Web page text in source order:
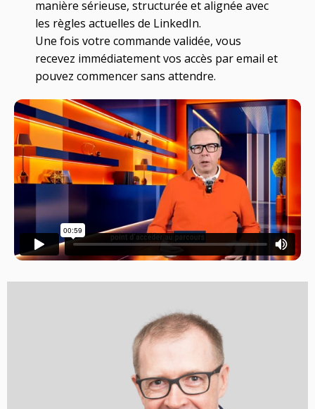
manière sérieuse, structurée et alignée avec
les règles actuelles de LinkedIn.
Une fois votre commande validée, vous
recevez immédiatement vos accès par email et
pouvez commencer sans attendre.